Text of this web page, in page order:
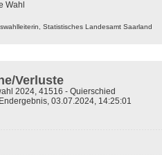
Statistisches Landesamt Saarland
Wahl
Verluste
2024, 41516 - Quierschied
03.07.2024, 14:25:01